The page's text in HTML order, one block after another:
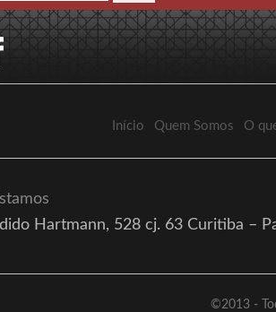
Início Quem Somos O
Hartmann, 528 cj. 63 Curitiba –
©2013 -